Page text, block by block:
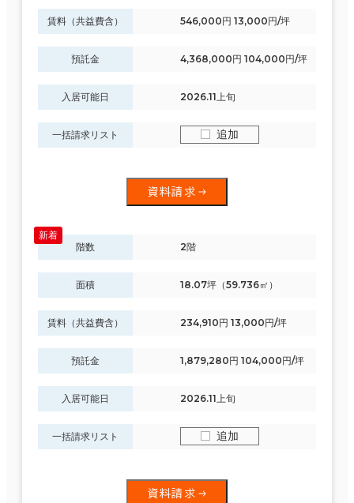
賃料（共益費含） 546,000円 13,000円/坪
預託金 4,368,000円 104,000円/坪
入居可能日 2026.11上旬
一括請求リスト 追加
資料請求
階数 2階
面積 18.07坪（59.736㎡）
賃料（共益費含） 234,910円 13,000円/坪
預託金 1,879,280円 104,000円/坪
入居可能日 2026.11上旬
一括請求リスト 追加
資料請求